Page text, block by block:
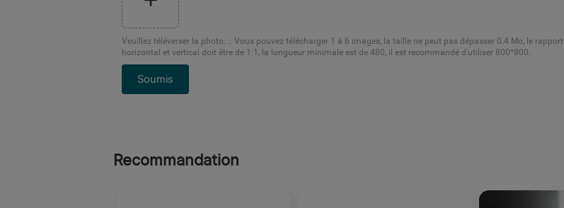
Veuillez téléverser la photo. ： Vous pouvez télécharger 1 à 6 images, la taille ne peut pas dépasser 0.4 Mo, le rapport
horizontal et vertical doit être de 1:1, la longueur minimale est de 480, il est recommandé d'utiliser 800*800.
Soumis
Recommandation